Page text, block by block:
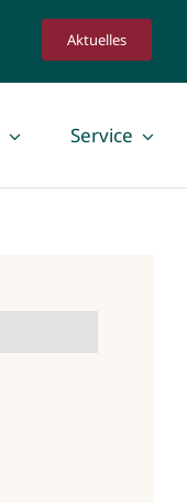
Aktuelles
Service